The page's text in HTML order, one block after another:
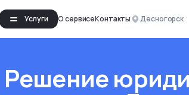
Услуги О сервисеКонтакты Десногорск
Решение